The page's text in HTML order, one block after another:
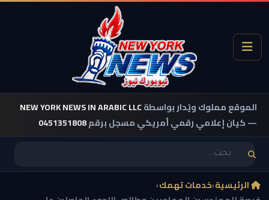
الموقع مملوك ويُدار بواسطةNEW YORK NEWS IN ARABIC LLC
— كيان إعلامي رقمي أمريكي مسجل برقم0451351808
الرئيسية›خدمات تهمك›